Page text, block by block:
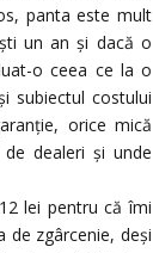
panta este mult
un an și dacă o
o ceea ce la o
subiectul costului
orice mică
dealeri și unde
lei pentru că îmi
de zgârcenie, deși